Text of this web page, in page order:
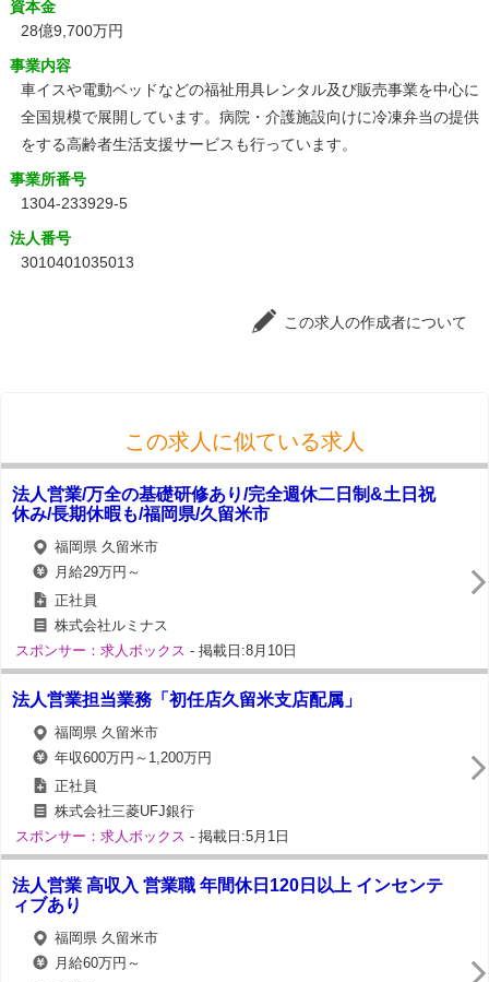
資本金
28億9,700万円
事業内容
車イスや電動ベッドなどの福祉用具レンタル及び販売事業を中心に
全国規模で展開しています。病院・介護施設向けに冷凍弁当の提供
をする高齢者生活支援サービスも行っています。
事業所番号
1304-233929-5
法人番号
3010401035013
この求人の作成者について
この求人に似ている求人
法人営業/万全の基礎研修あり/完全週休二日制&土日祝
休み/長期休暇も/福岡県/久留米市
福岡県 久留米市
月給29万円～
正社員
株式会社ルミナス
スポンサー：求人ボックス - 掲載日:8月10日
法人営業担当業務「初任店久留米支店配属」
福岡県 久留米市
年収600万円～1,200万円
正社員
株式会社三菱UFJ銀行
スポンサー：求人ボックス - 掲載日:5月1日
法人営業 高収入 営業職 年間休日120日以上 インセンテ
ィブあり
福岡県 久留米市
月給60万円～